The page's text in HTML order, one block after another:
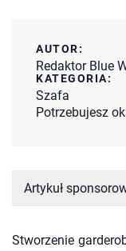
AUTOR:
Redaktor Blue
KATEGORIA:
Szafa
Potrzebujesz
Artykuł
Stworzenie